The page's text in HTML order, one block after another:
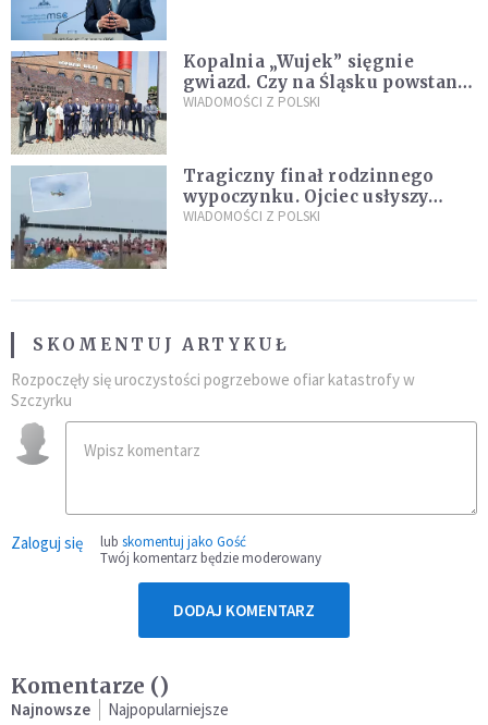
Kopalnia „Wujek” sięgnie
gwiazd. Czy na Śląsku powstanie
„Dolina Krzemowa”?
WIADOMOŚCI Z POLSKI
Tragiczny finał rodzinnego
wypoczynku. Ojciec usłyszy
zarzuty
WIADOMOŚCI Z POLSKI
SKOMENTUJ ARTYKUŁ
Rozpoczęły się uroczystości pogrzebowe ofiar katastrofy w
Szczyrku
Zaloguj się lub skomentuj jako Gość
Twój komentarz będzie moderowany
DODAJ KOMENTARZ
Komentarze ()
Najnowsze Najpopularniejsze